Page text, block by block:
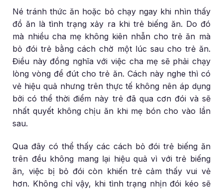
Né tránh thức ăn hoặc bỏ chạy ngay khi nhìn thấy
đồ ăn là tình trạng xảy ra khi trẻ biếng ăn. Do đó
mà nhiều cha mẹ không kiên nhẫn cho trẻ ăn mà
bỏ đói trẻ bằng cách chờ một lúc sau cho trẻ ăn.
Điều này đồng nghĩa với việc cha mẹ sẽ phải chạy
lòng vòng để đút cho trẻ ăn. Cách này nghe thì có
vẻ hiệu quả nhưng trên thực tế không nên áp dụng
bởi có thể thời điểm này trẻ đã qua cơn đói và sẽ
nhất quyết không chịu ăn khi mẹ bón cho vào lần
sau.
Qua đây có thể thấy các cách bỏ đói trẻ biếng ăn
trên đều không mang lại hiệu quả vì với trẻ biếng
ăn, việc bị bỏ đói còn khiến trẻ cảm thấy vui vẻ
hơn. Không chỉ vậy, khi tình trạng nhịn đói kéo sẽ